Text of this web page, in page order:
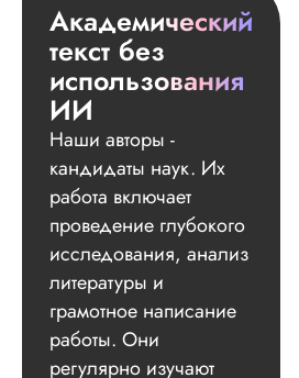
Академический
текст без
использования
ИИ
Наши авторы -
кандидаты наук. Их
работа включает
проведение глубокого
исследования, анализ
литературы и
грамотное написание
работы. Они
регулярно изучают